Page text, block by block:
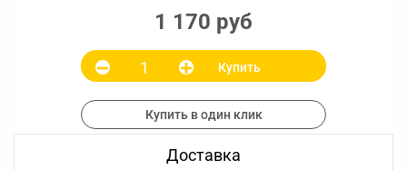
1 170 руб
Купить
Купить в один клик
Доставка